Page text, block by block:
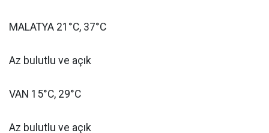
MALATYA 21°C, 37°C
Az bulutlu ve açık
VAN 15°C, 29°C
Az bulutlu ve açık